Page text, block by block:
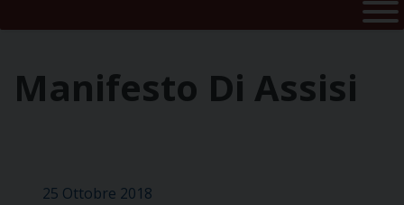
Manifesto Di Assisi
25 Ottobre 2018